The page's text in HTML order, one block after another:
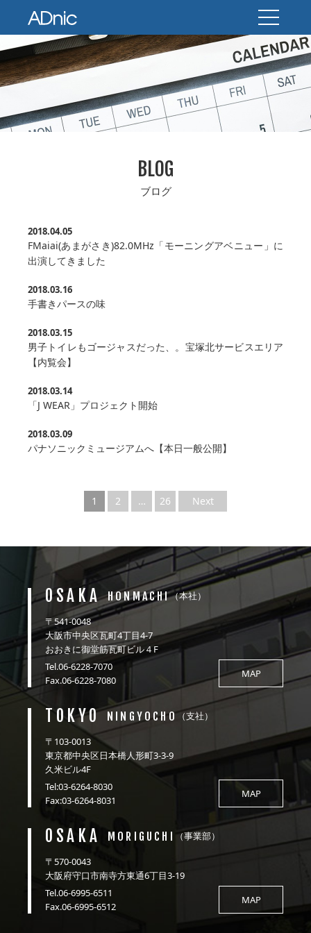
BLOG
ブログ
2018.04.05
FMaiai(あまがさき)82.0MHz「モーニングアベニュー」に
出演してきました
2018.03.16
手書きパースの味
2018.03.15
男子トイレもゴージャスだった、。宝塚北サービスエリア
【内覧会】
2018.03.14
「J WEAR」プロジェクト開始
2018.03.09
パナソニックミュージアムへ【本日一般公開】
1 2 … 26 Next
OSAKA HONMACHI（本社）
〒541-0048
大阪市中央区瓦町4丁目4-7
おおきに御堂筋瓦町ビル４F
Tel.06-6228-7070
Fax.06-6228-7080
MAP
TOKYO NINGYOCHO（支社）
〒103-0013
東京都中央区日本橋人形町3-3-9
久米ビル4F
Tel:03-6264-8030
Fax:03-6264-8031
MAP
OSAKA MORIGUCHI （事業部）
〒570-0043
大阪府守口市南寺方東通6丁目3-19
Tel.06-6995-6511
Fax.06-6995-6512
MAP